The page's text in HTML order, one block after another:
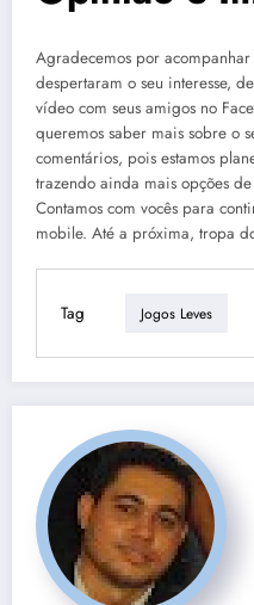
Agradecemos por acompanhar
despertaram o seu interesse,
vídeo com seus amigos no
queremos saber mais sobre o
comentários, pois estamos
trazendo ainda mais opções
Contamos com vocês para
mobile. Até a próxima, tropa
Tag Jogos Leves